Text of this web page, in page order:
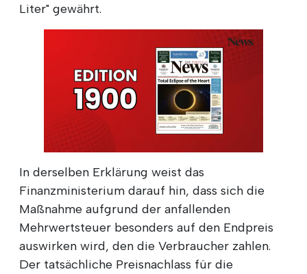
Liter" gewährt.
In derselben Erklärung weist das
Finanzministerium darauf hin, dass sich die
Maßnahme aufgrund der anfallenden
Mehrwertsteuer besonders auf den Endpreis
auswirken wird, den die Verbraucher zahlen.
Der tatsächliche Preisnachlass für die